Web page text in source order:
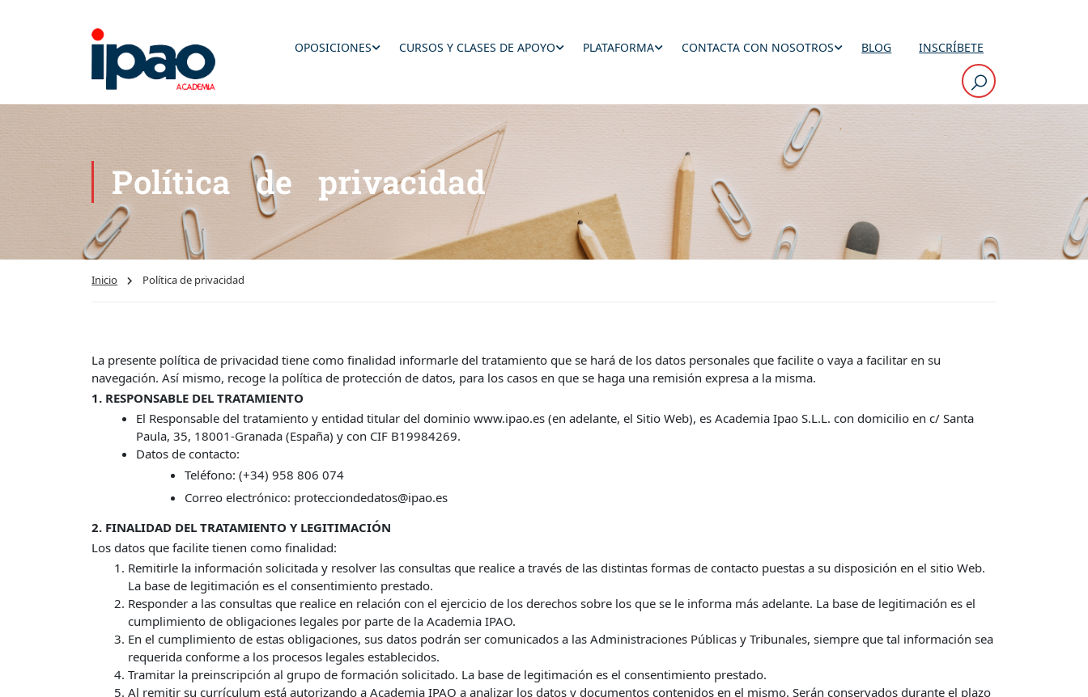
OPOSICIONES CURSOS Y CLASES DE APOYO PLATAFORMA CONTACTA CON NOSOTROS BLOG INSCRÍBETE
Política de privacidad
Inicio Política de privacidad
La presente política de privacidad tiene como finalidad informarle del tratamiento que se hará de los datos personales que facilite o vaya a facilitar en su
navegación. Así mismo, recoge la política de protección de datos, para los casos en que se haga una remisión expresa a la misma.
1. RESPONSABLE DEL TRATAMIENTO
El Responsable del tratamiento y entidad titular del dominio www.ipao.es (en adelante, el Sitio Web), es Academia Ipao S.L.L. con domicilio en c/ Santa
Paula, 35, 18001-Granada (España) y con CIF B19984269.
Datos de contacto:
Teléfono: (+34) 958 806 074
Correo electrónico: protecciondedatos@ipao.es
2. FINALIDAD DEL TRATAMIENTO Y LEGITIMACIÓN
Los datos que facilite tienen como finalidad:
Remitirle la información solicitada y resolver las consultas que realice a través de las distintas formas de contacto puestas a su disposición en el sitio Web.
La base de legitimación es el consentimiento prestado.
Responder a las consultas que realice en relación con el ejercicio de los derechos sobre los que se le informa más adelante. La base de legitimación es el
cumplimiento de obligaciones legales por parte de la Academia IPAO.
En el cumplimiento de estas obligaciones, sus datos podrán ser comunicados a las Administraciones Públicas y Tribunales, siempre que tal información sea
requerida conforme a los procesos legales establecidos.
Tramitar la preinscripción al grupo de formación solicitado. La base de legitimación es el consentimiento prestado.
Al remitir su currículum está autorizando a Academia IPAO a analizar los datos y documentos contenidos en el mismo. Serán conservados durante el plazo